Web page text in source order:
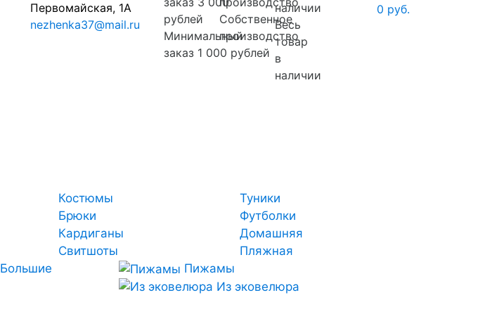
Первомайская, 1А
nezhenka37@mail.ru
Минимальный
заказ 1 000 рублей
Собственное
производство
Весь
товар
в
наличии
0 руб.
Костюмы
Туники
Брюки
Футболки
Кардиганы
Домашняя
Свитшоты
Пляжная
Большие
Пижамы
Из эковелюра